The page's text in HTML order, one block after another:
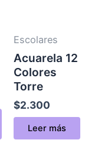
Escolares
Acuarela 12
Colores
Torre
$2.300
Leer más